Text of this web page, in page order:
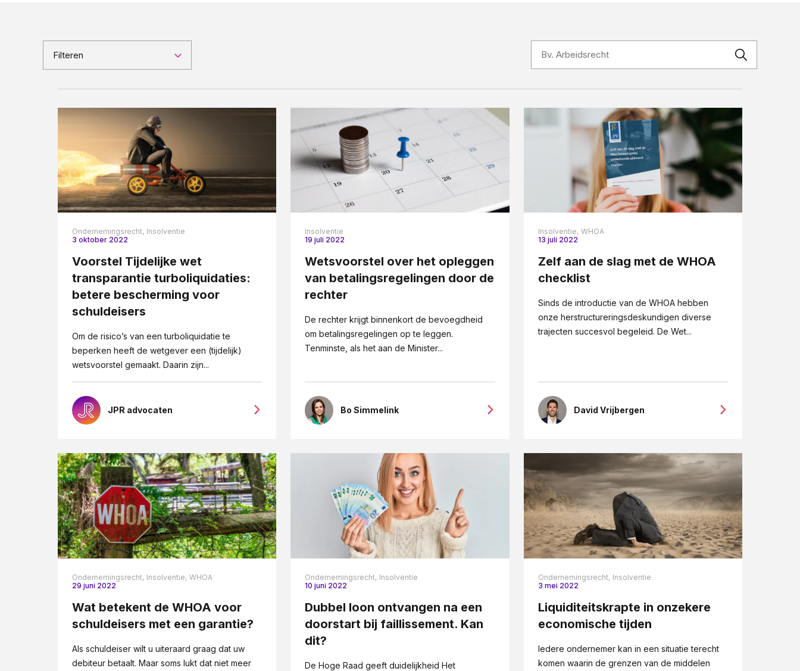
Vastgoedrecht
Verzekeringsrecht
Filteren
Ondernemingsrecht, Insolventie
3 oktober 2022
Voorstel Tijdelijke wet
transparantie turboliquidaties:
betere bescherming voor
schuldeisers
Om de risico’s van een turboliquidatie te
beperken heeft de wetgever een (tijdelijk)
wetsvoorstel gemaakt. Daarin zijn...
JPR advocaten
Insolventie
19 juli 2022
Wetsvoorstel over het opleggen
van betalingsregelingen door de
rechter
De rechter krijgt binnenkort de bevoegdheid
om betalingsregelingen op te leggen.
Tenminste, als het aan de Minister...
Bo Simmelink
Insolventie, WHOA
13 juli 2022
Zelf aan de slag met de WHOA
checklist
Sinds de introductie van de WHOA hebben
onze herstructureringsdeskundigen diverse
trajecten succesvol begeleid. De Wet...
David Vrijbergen
Ondernemingsrecht, Insolventie, WHOA
29 juni 2022
Wat betekent de WHOA voor
schuldeisers met een garantie?
Als schuldeiser wilt u uiteraard graag dat uw
debiteur betaalt. Maar soms lukt dat niet meer
Ondernemingsrecht, Insolventie
10 juni 2022
Dubbel loon ontvangen na een
doorstart bij faillissement. Kan
dit?
De Hoge Raad geeft duidelijkheid Het
Ondernemingsrecht, Insolventie
3 mei 2022
Liquiditeitskrapte in onzekere
economische tijden
Iedere ondernemer kan in een situatie terecht
komen waarin de grenzen van de middelen